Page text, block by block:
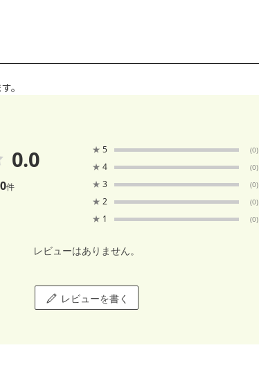
。
0.0
0件
★ 5 (0)
★ 4 (0)
★ 3 (0)
★ 2 (0)
★ 1 (0)
レビューはありません。
レビューを書く